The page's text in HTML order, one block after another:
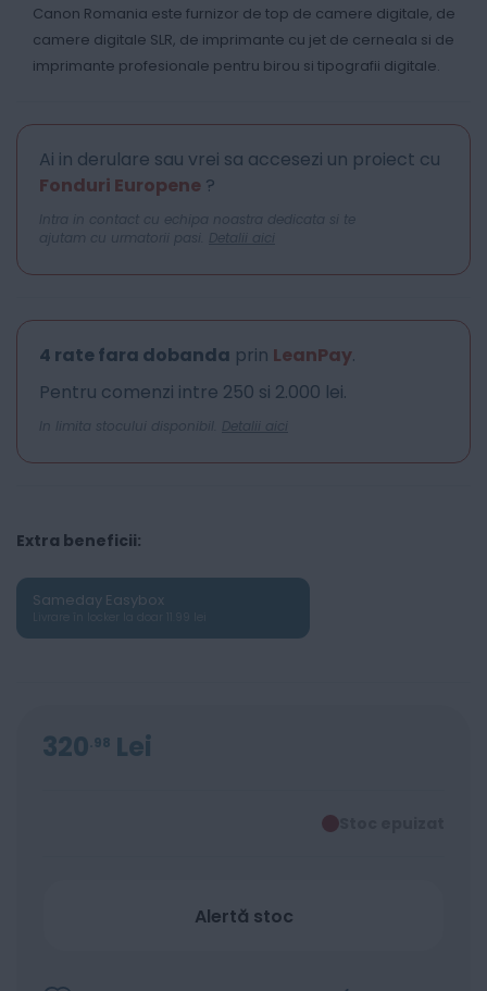
Canon Romania este furnizor de top de camere digitale, de
camere digitale SLR, de imprimante cu jet de cerneala si de
imprimante profesionale pentru birou si tipografii digitale.
Ai in derulare sau vrei sa accesezi un proiect cu
Fonduri Europene ?
Intra in contact cu echipa noastra dedicata si te
ajutam cu urmatorii pasi. Detalii aici
4 rate fara dobanda prin LeanPay.
Pentru comenzi intre 250 si 2.000 lei.
In limita stocului disponibil. Detalii aici
Extra beneficii:
Sameday Easybox
320 98 Lei
Alertă stoc